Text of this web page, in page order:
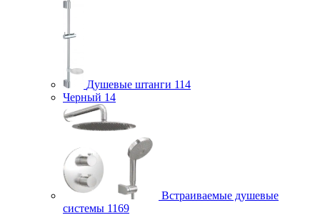
Душевые штанги 114
Черный 14
Встраиваемые душевые
системы 1169